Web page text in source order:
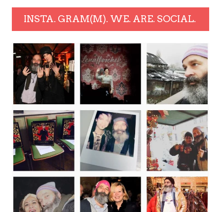
INSTA. GRAM(M). WE. ARE. SOCIAL.